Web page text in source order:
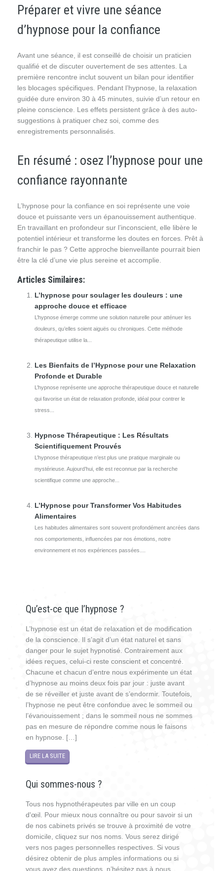
Préparer et vivre une séance
d’hypnose pour la confiance
Avant une séance, il est conseillé de choisir un praticien
qualifié et de discuter ouvertement de ses attentes. La
première rencontre inclut souvent un bilan pour identifier
les blocages spécifiques. Pendant l’hypnose, la relaxation
guidée dure environ 30 à 45 minutes, suivie d’un retour en
pleine conscience. Les effets persistent grâce à des auto-
suggestions à pratiquer chez soi, comme des
enregistrements personnalisés.
En résumé : osez l’hypnose pour une
confiance rayonnante
L’hypnose pour la confiance en soi représente une voie
douce et puissante vers un épanouissement authentique.
En travaillant en profondeur sur l’inconscient, elle libère le
potentiel intérieur et transforme les doutes en forces. Prêt à
franchir le pas ? Cette approche bienveillante pourrait bien
être la clé d’une vie plus sereine et accomplie.
Articles Similaires:
L’hypnose pour soulager les douleurs : une
approche douce et efficace
L’hypnose émerge comme une solution naturelle pour atténuer les
douleurs, qu’elles soient aiguës ou chroniques. Cette méthode
thérapeutique utilise la...
Les Bienfaits de l’Hypnose pour une Relaxation
Profonde et Durable
L’hypnose représente une approche thérapeutique douce et naturelle
qui favorise un état de relaxation profonde, idéal pour contrer le
stress...
Hypnose Thérapeutique : Les Résultats
Scientifiquement Prouvés
L’hypnose thérapeutique n’est plus une pratique marginale ou
mystérieuse. Aujourd’hui, elle est reconnue par la recherche
scientifique comme une approche...
L’Hypnose pour Transformer Vos Habitudes
Alimentaires
Les habitudes alimentaires sont souvent profondément ancrées dans
nos comportements, influencées par nos émotions, notre
environnement et nos expériences passées....
Qu’est-ce que l’hypnose ?
L’hypnose est un état de relaxation et de modification
de la conscience. Il s’agit d’un état naturel et sans
danger pour le sujet hypnotisé. Contrairement aux
idées reçues, celui-ci reste conscient et concentré.
Chacune et chacun d’entre nous expérimente un état
d’hypnose au moins deux fois par jour : juste avant
de se réveiller et juste avant de s’endormir. Toutefois,
l’hypnose ne peut être confondue avec le sommeil ou
l’évanouissement ; dans le sommeil nous ne sommes
pas en mesure de répondre comme nous le faisons
en hypnose. […]
LIRE LA SUITE
Qui sommes-nous ?
Tous nos hypnothérapeutes par ville en un coup
d'œil. Pour mieux nous connaître ou pour savoir si un
de nos cabinets privés se trouve à proximité de votre
domicile, cliquez sur nos noms. Vous serez dirigé
vers nos pages personnelles respectives. Si vous
désirez obtenir de plus amples informations ou si
vous avez des questions, n’hésitez pas à nous